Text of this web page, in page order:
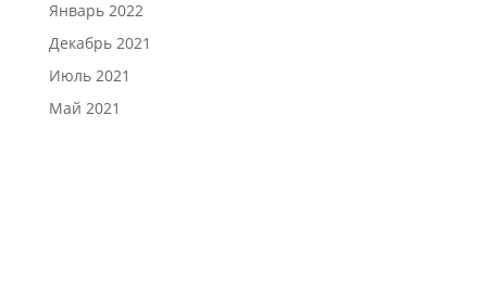
Январь 2022
Декабрь 2021
Июль 2021
Май 2021